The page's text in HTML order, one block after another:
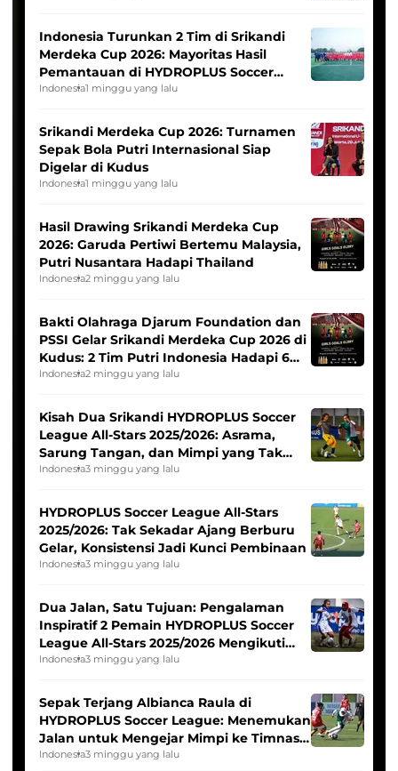
Indonesia Turunkan 2 Tim di Srikandi
Merdeka Cup 2026: Mayoritas Hasil
Pemantauan di HYDROPLUS Soccer
League
Indonesia1 minggu yang lalu
Srikandi Merdeka Cup 2026: Turnamen
Sepak Bola Putri Internasional Siap
Digelar di Kudus
Indonesia1 minggu yang lalu
Hasil Drawing Srikandi Merdeka Cup
2026: Garuda Pertiwi Bertemu Malaysia,
Putri Nusantara Hadapi Thailand
Indonesia2 minggu yang lalu
Bakti Olahraga Djarum Foundation dan
PSSI Gelar Srikandi Merdeka Cup 2026 di
Kudus: 2 Tim Putri Indonesia Hadapi 6
Tim Asia
Indonesia2 minggu yang lalu
Kisah Dua Srikandi HYDROPLUS Soccer
League All-Stars 2025/2026: Asrama,
Sarung Tangan, dan Mimpi yang Tak
Pernah Padam
Indonesia3 minggu yang lalu
HYDROPLUS Soccer League All-Stars
2025/2026: Tak Sekadar Ajang Berburu
Gelar, Konsistensi Jadi Kunci Pembinaan
Indonesia3 minggu yang lalu
Dua Jalan, Satu Tujuan: Pengalaman
Inspiratif 2 Pemain HYDROPLUS Soccer
League All-Stars 2025/2026 Mengikuti
Seleksi Timnas Indonesia Putri
Indonesia3 minggu yang lalu
Sepak Terjang Albianca Raula di
HYDROPLUS Soccer League: Menemukan
Jalan untuk Mengejar Mimpi ke Timnas
Indonesia Putri
Indonesia3 minggu yang lalu